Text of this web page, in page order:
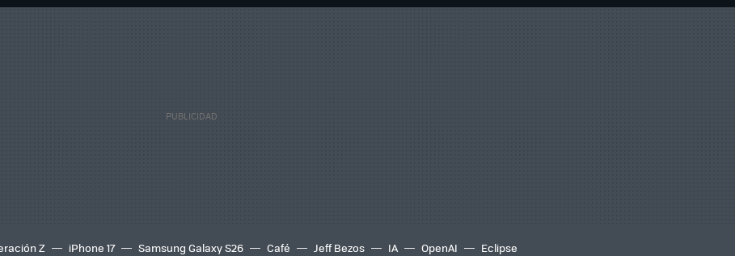
Z iPhone 17 Samsung Galaxy S26 Café Jeff Bezos IA OpenAI Eclipse